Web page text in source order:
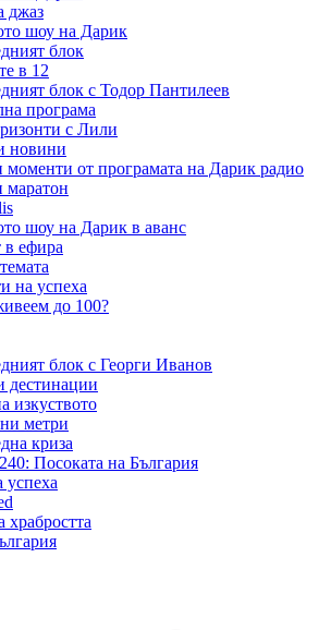
джаз
шоу на Дарик
блок
в 12
блок с Тодор Пантилеев
програма
с Лили
новини
моменти от програмата на Дарик радио
маратон
шоу на Дарик в аванс
в ефира
на успеха
до 100?
блок с Георги Иванов
дестинации
изкуството
метри
криза
Посоката на България
успеха
храбростта